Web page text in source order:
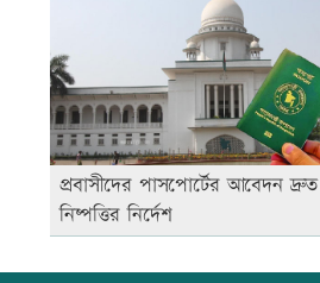
প্রবাসীদের পাসপোর্টের আবেদন দ্রুত
নিষ্পত্তির নির্দেশ